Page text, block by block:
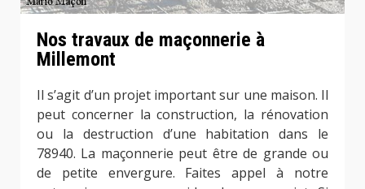
Nos travaux de maçonnerie à
Millemont
Il s’agit d’un projet important sur une maison. Il
peut concerner la construction, la rénovation
ou la destruction d’une habitation dans le
78940. La maçonnerie peut être de grande ou
de petite envergure. Faites appel à notre